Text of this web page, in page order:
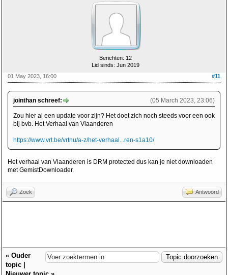
Berichten: 12
Lid sinds: Jun 2019
#11
01 May 2023, 16:00
(05 March 2023, 23:06)
jointhan schreef:
Zou hier al een update voor zijn? Het doet zich noch steeds voor een ook
bij bvb. Het Verhaal van Vlaanderen
https://www.vrt.be/vrtnu/a-z/het-verhaal...ren-s1a10/
Het verhaal van Vlaanderen is DRM protected dus kan je niet downloaden
met GemistDownloader.
Zoek Antwoord
« Ouder
topic